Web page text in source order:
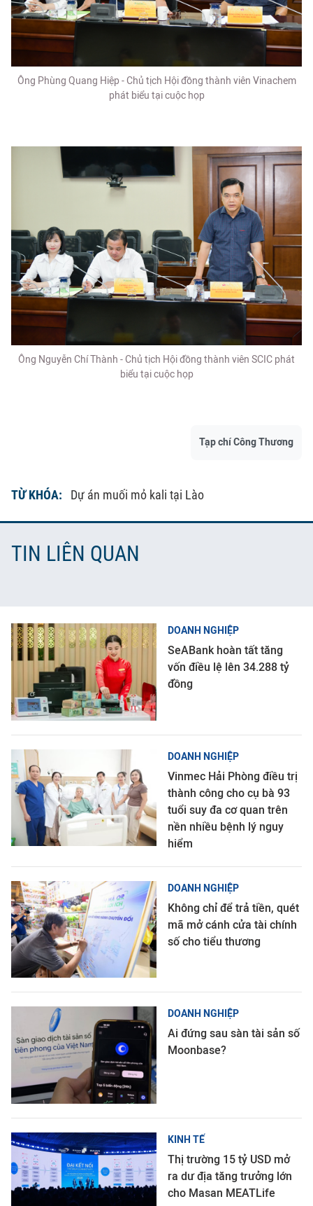
Ông Phùng Quang Hiệp - Chủ tịch Hội đồng thành viên Vinachem
phát biểu tại cuộc họp
Ông Nguyễn Chí Thành - Chủ tịch Hội đồng thành viên SCIC phát
biểu tại cuộc họp
Tạp chí Công Thương
TỪ KHÓA: Dự án muối mỏ kali tại Lào
TIN LIÊN QUAN
DOANH NGHIỆP
SeABank hoàn tất tăng
vốn điều lệ lên 34.288 tỷ
đồng
DOANH NGHIỆP
Vinmec Hải Phòng điều trị
thành công cho cụ bà 93
tuổi suy đa cơ quan trên
nền nhiều bệnh lý nguy
hiểm
DOANH NGHIỆP
Không chỉ để trả tiền, quét
mã mở cánh cửa tài chính
số cho tiểu thương
DOANH NGHIỆP
Ai đứng sau sàn tài sản số
Moonbase?
KINH TẾ
Thị trường 15 tỷ USD mở
ra dư địa tăng trưởng lớn
cho Masan MEATLife